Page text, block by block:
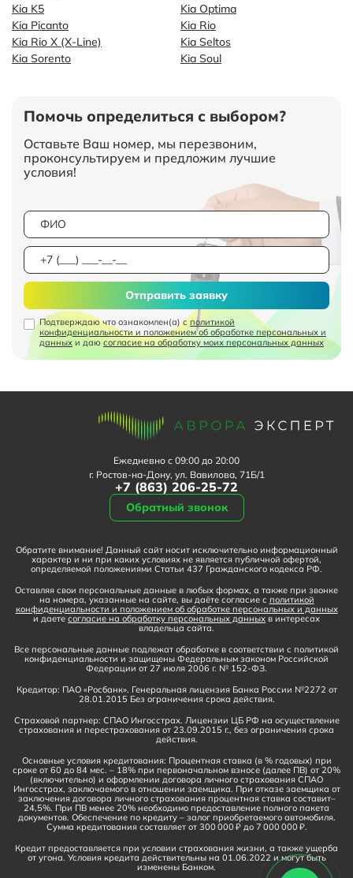
Kia K5
Kia Optima
Kia Picanto
Kia Rio
Kia Rio X (X-Line)
Kia Seltos
Kia Sorento
Kia Soul
Помочь определиться с выбором?
Оставьте Ваш номер, мы перезвоним,
проконсультируем и предложим лучшие
условия!
Подтверждаю что ознакомлен(а) сполитикой
конфиденциальности и положением об обработке персональных и
данных и даю согласие на обработку моих персональных данных
Отправить заявку
Ежедневно с 09:00 до 20:00
г. Ростов-на-Дону, ул. Вавилова, 71Б/1
+7 (863) 206-25-72
Обратный звонок
Обратите внимание! Данный сайт носит исключительно информационный
характер и ни при каких условиях не является публичной офертой,
определяемой положениями Статьи 437 Гражданского кодекса РФ.
Оставляя свои персональные данные в любых формах, а также при звонке
на номера, указанные на сайте, вы даёте согласие с политикой
конфиденциальности и положением об обработке персональных и данных
и даете согласие на обработку персональных данных в интересах
владельца сайта.
Все персональные данные подлежат обработке в соответствии с политикой
конфиденциальности и защищены Федеральным законом Российской
Федерации от 27 июля 2006 г. № 152-ФЗ.
Кредитор: ПАО «Росбанк». Генеральная лицензия Банка России №2272 от
28.01.2015 Без ограничения срока действия.
Страховой партнер: СПАО Ингосстрах. Лицензии ЦБ РФ на осуществление
страхования и перестрахования от 23.09.2015 г., без ограничения срока
действия.
Основные условия кредитования: Процентная ставка (в % годовых) при
сроке от 60 до 84 мес. – 18% при первоначальном взносе (далее ПВ) от 20%
(включительно) и оформлении договора личного страхования СПАО
Ингосстрах, заключаемого в отношении заемщика. При отказе заемщика от
заключения договора личного страхования процентная ставка составит–
24,5%. При ПВ менее 20% необходимо предоставление полного пакета
документов. Обеспечение по кредиту – залог приобретаемого автомобиля.
Сумма кредитования составляет от 300 000 ₽ до 7 000 000 ₽.
Кредит предоставляется при условии страхования жизни, а также ущерба
от угона. Условия кредита действительны на 01.06.2022 и могут быть
изменены Банком.